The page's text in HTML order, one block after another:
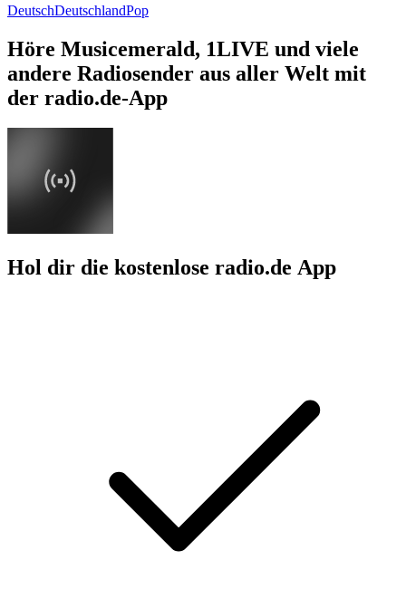
DeutschDeutschlandPop
Höre Musicemerald, 1LIVE und viele
andere Radiosender aus aller Welt mit
der radio.de-App
Hol dir die kostenlose radio.de App